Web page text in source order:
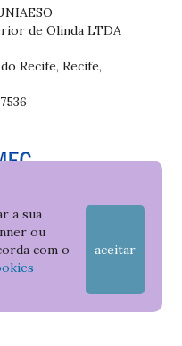
a sua
ou
com o
aceitar
de Olinda LTDA
Recife, Recife,
no Sistema do e-MEC